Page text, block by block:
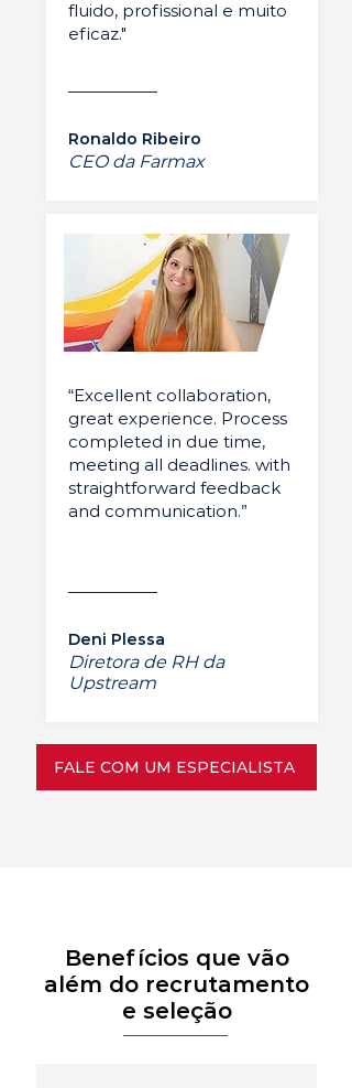
fluido, profissional e muito
eficaz."
Ronaldo Ribeiro
CEO da Farmax
“Excellent collaboration,
great experience. Process
completed in due time,
meeting all deadlines. with
straightforward feedback
and communication.”
Deni Plessa
Diretora de RH da
Upstream
FALE COM UM ESPECIALISTA
Benefícios que vão
além do recrutamento
e seleção